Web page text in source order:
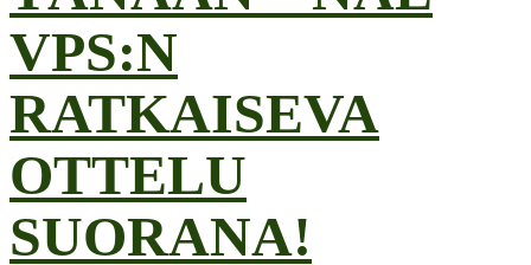
VPS:N
RATKAISEVA
OTTELU
SUORANA!